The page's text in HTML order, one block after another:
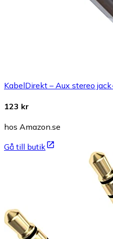
KabelDirekt – Aux stereo
123 kr
hos Amazon.se
Gå till butik